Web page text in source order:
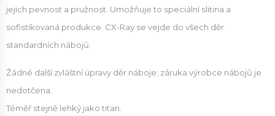
jejich pevnost a pružnost. Umožňuje to speciální slitina a
sofistikovaná produkce. CX-Ray se vejde do všech děr
standardních nábojů.
Žádné další zvláštní úpravy děr náboje; záruka výrobce nábojů je
nedotčena.
Téměř stejně lehký jako titan.